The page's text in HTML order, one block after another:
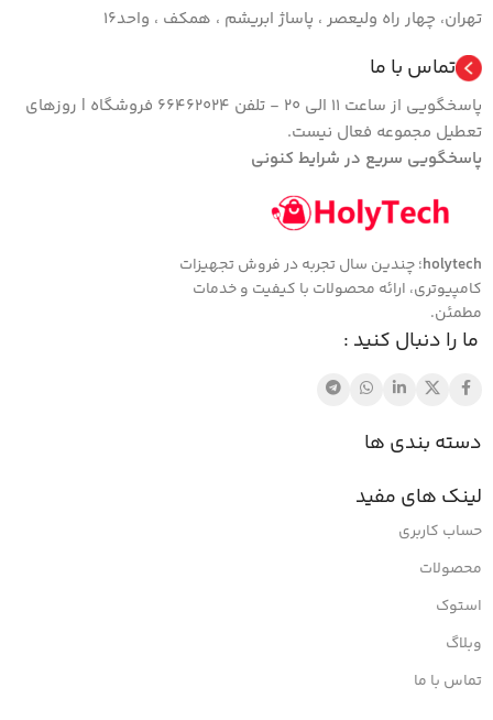
تهران، چهار راه ولیعصر ، پاساژ ابریشم ، همکف ، واحد16
تماس با ما
پاسخگویی از ساعت 11 الی 20 - تلفن 66462024 فروشگاه | روزهای
تعطیل مجموعه فعال نیست.
پاسخگویی سریع در شرایط کنونی
holytech؛ چندین سال تجربه در فروش تجهیزات
کامپیوتری، ارائه محصولات با کیفیت و خدمات
مطمئن.
ما را دنبال کنید :
دسته بندی ها
لینک های مفید
حساب کاربری
محصولات
استوک
وبلاگ
تماس با ما